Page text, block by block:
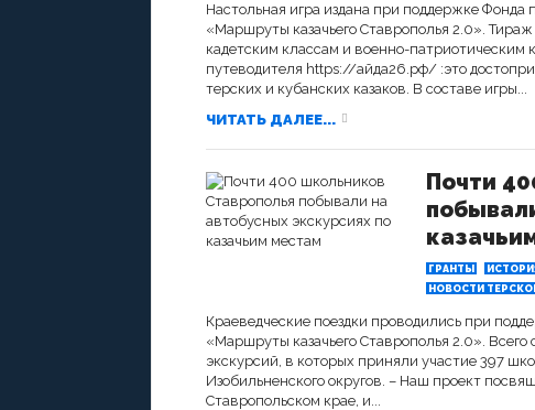
Настольная игра издана при поддержке Фонда
«Маршруты казачьего Ставрополья 2.0».
кадетским классам и военно-патриотическим
путеводителя https://айда26.рф/ :это
терских и кубанских казаков. В составе игры...
ЧИТАТЬ ДАЛЕЕ...
Почти
ГРАНТЫ
НОВОСТИ
Краеведческие поездки проводились при
«Маршруты казачьего Ставрополья 2.0». Всего
экскурсий, в которых приняли участие 397
Изобильненского округов. – Наш проект
Ставропольском крае, и...